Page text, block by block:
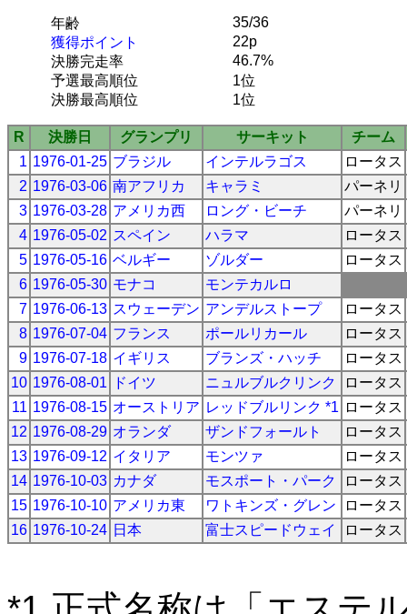
年齢
35/36
獲得ポイント
22p
決勝完走率
46.7%
予選最高順位
1位
決勝最高順位
1位
R 決勝日 グランプリ サーキット
チーム
1 1976-01-25 ブラジル インテルラゴス
ロータス
2 1976-03-06 南アフリカ キャラミ
パーネリ
3 1976-03-28 アメリカ西 ロング・ビーチ
パーネリ
4 1976-05-02 スペイン ハラマ
ロータス
5 1976-05-16 ベルギー ゾルダー
ロータス
6 1976-05-30 モナコ
モンテカルロ
7 1976-06-13 スウェーデン アンデルストープ
ロータス
8 1976-07-04 フランス ポールリカール
ロータス
9 1976-07-18 イギリス ブランズ・ハッチ
ロータス
10 1976-08-01 ドイツ ニュルブルクリンク
ロータス
11 1976-08-15 オーストリア レッドブルリンク *1 ロータス
12 1976-08-29 オランダ ザンドフォールト
ロータス
13 1976-09-12 イタリア モンツァ
ロータス
14 1976-10-03 カナダ モスポート・パーク
ロータス
15 1976-10-10 アメリカ東 ワトキンズ・グレン
ロータス
16 1976-10-24 日本 富士スピードウェイ ロータス